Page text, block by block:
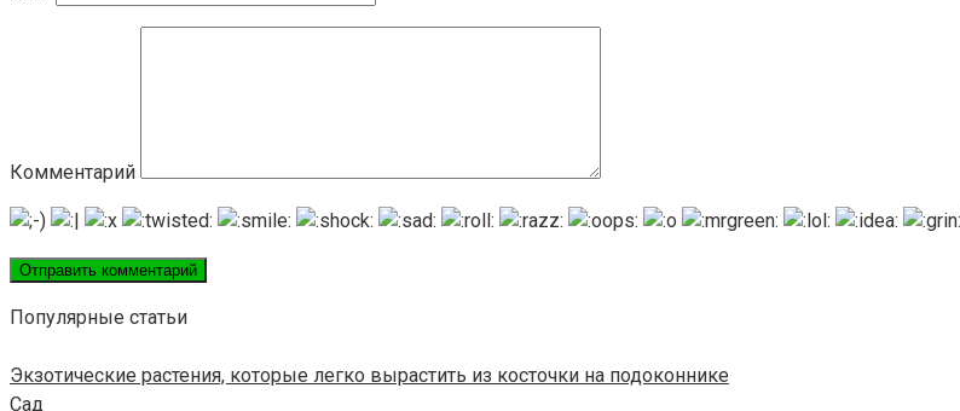
Комментарий
Популярные статьи
Экзотические растения, которые легко вырастить из косточки на подоконнике
Сад